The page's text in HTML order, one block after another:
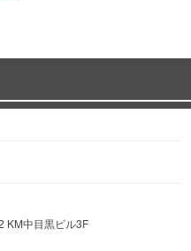
豊富な2.5時間飲み放題が
で、幅広いシーンにご利
KM中目黒ビル3F